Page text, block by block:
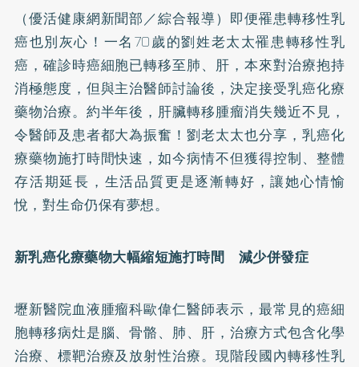
（優活健康網新聞部／綜合報導）即便罹患轉移性乳
癌也別灰心！一名70歲的劉姓老太太罹患轉移性乳
癌，確診時癌細胞已轉移至肺、肝，本來對治療抱持
消極態度，但與主治醫師討論後，決定接受乳癌化療
藥物治療。約半年後，肝臟轉移腫瘤消失幾近不見，
令醫師及患者都大為振奮！劉老太太也分享，乳癌化
療藥物施打時間快速，如今病情不但獲得控制、整體
存活期延長，生活品質更是逐漸轉好，讓她心情愉
悅，對生命仍保有夢想。
新乳癌化療藥物大幅縮短施打時間 減少併發症
壢新醫院血液腫瘤科歐偉仁醫師表示，最常見的癌細
胞轉移病灶是腦、骨骼、肺、肝，治療方式包含化學
治療、標靶治療及放射性治療。現階段國內轉移性乳